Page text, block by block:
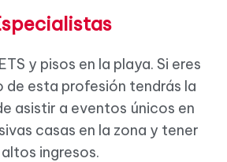
y pisos en la playa. Si eres
de esta profesión tendrás la
asistir a eventos únicos en
casas en la zona y tener
altos ingresos.